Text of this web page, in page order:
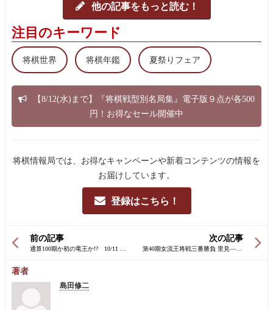
他の記事をもっと読む！
注目のキーワード
将棋世界 将棋年鑑 夏祭りフェア
【8/12(水)まで】『将棋戦型別名局集』電子版９点が各500
円！お得なセール開催中
将棋情報局では、お得なキャンペーンや新着コンテンツの情報を
お届けしています。
登録はこちら！
次の記事
前の記事
著者
島田修二